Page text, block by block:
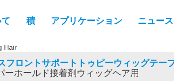
積 アプリケーション ニュー
フロントサポートトゥピーウィッグテー
ホールド接着剤ウィッグヘア用